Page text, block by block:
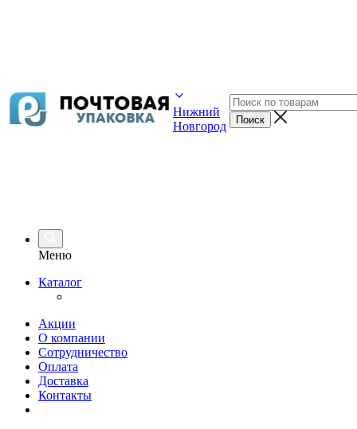
Нижний
Новгород
Меню
Каталог
Акции
О компании
Сотрудничество
Оплата
Доставка
Контакты